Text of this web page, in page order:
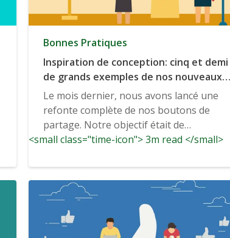
Bonnes Pratiques
Inspiration de conception: cinq et demi
de grands exemples de nos nouveaux
boutons de partage dans la nature
Le mois dernier, nous avons lancé une
refonte complète de nos boutons de
partage. Notre objectif était de
simplifier...
<small class="time-icon"> 3m read </small>